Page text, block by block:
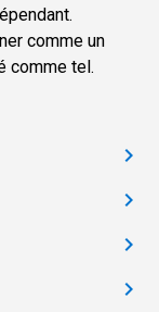
comme un
comme tel.